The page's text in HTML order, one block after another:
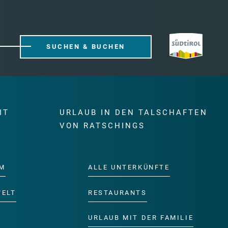
SUCHEN & BUCHEN
URLAUB IN DEN TALSCHAFTEN
VON RATSCHINGS
ALLE UNTERKÜNFTE
RESTAURANTS
URLAUB MIT DER FAMILIE